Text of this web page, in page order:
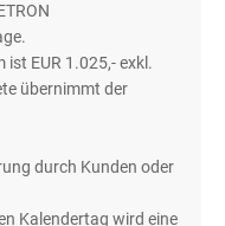
EUR 1.025,- exkl.
übernimmt der
durch Kunden oder
Kalendertag wird eine